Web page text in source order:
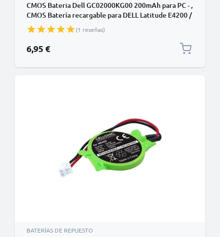
CMOS Bateria Dell GC02000KG00 200mAh para PC - ,
CMOS Batería recargable para DELL Latitude E4200 /
Latitude E4300 (1 reseñas)
6,95 €
BATERÍAS DE REPUESTO